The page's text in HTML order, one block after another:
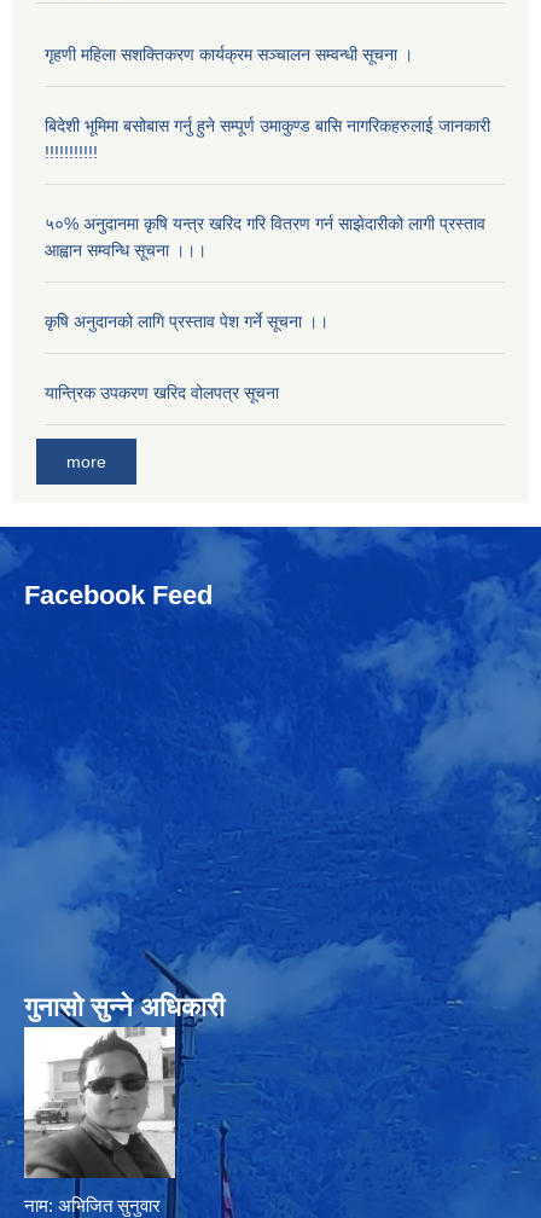
गृहणी महिला सशक्तिकरण कार्यक्रम सञ्चालन सम्वन्धी सूचना ।
बिदेशी भूमिमा बसोबास गर्नु हुने सम्पूर्ण उमाकुण्ड बासि नागरिकहरुलाई जानकारी
!!!!!!!!!!!
५०% अनुदानमा कृषि यन्त्र खरिद गरि वितरण गर्न साझेदारीको लागी प्रस्ताव
आह्वान सम्वन्धि सूचना ।।।
कृषि अनुदानको लागि प्रस्ताव पेश गर्ने सूचना ।।
यान्त्रिक उपकरण खरिद वोलपत्र सूचना
more
Facebook Feed
गुनासो सुन्‍ने अधिकारी
नाम: अभिजित सुनुवार